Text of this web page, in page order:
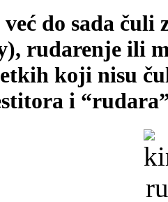
do sada
rudarenje ili
koji nisu
i